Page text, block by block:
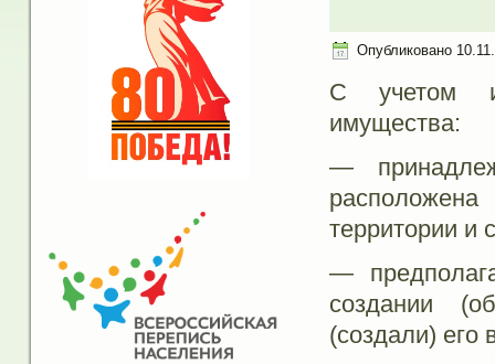
Опубликовано
С учетом
имущества:
—
территории и
—
создании
(создали) его